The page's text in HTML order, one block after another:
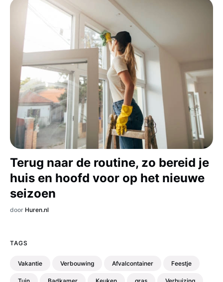
Terug naar de routine, zo bereid je
huis en hoofd voor op het nieuwe
seizoen
door Huren.nl
TAGS
Vakantie Verbouwing Afvalcontainer Feestje